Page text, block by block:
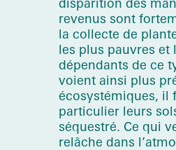
revenus sont
la collecte de
les plus pauvres et
dépendants de ce
voient ainsi plus
écosystémiques, il
particulier leurs
séquestré. Ce qui
relâche dans